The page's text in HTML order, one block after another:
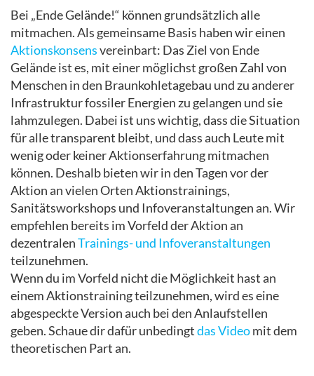
Bei „Ende Gelände!“ können grundsätzlich alle
mitmachen. Als gemeinsame Basis haben wir einen
Aktionskonsensvereinbart: Das Ziel von Ende
Gelände ist es, mit einer möglichst großen Zahl von
Menschen in den Braunkohletagebau und zu anderer
Infrastruktur fossiler Energien zu gelangen und sie
lahmzulegen. Dabei ist uns wichtig, dass die Situation
für alle transparent bleibt, und dass auch Leute mit
wenig oder keiner Aktionserfahrung mitmachen
können. Deshalb bieten wir in den Tagen vor der
Aktion an vielen Orten Aktionstrainings,
Sanitätsworkshops und Infoveranstaltungen an. Wir
empfehlen bereits im Vorfeld der Aktion an
dezentralenTrainings- und Infoveranstaltungen
teilzunehmen.
Wenn du im Vorfeld nicht die Möglichkeit hast an
einem Aktionstraining teilzunehmen, wird es eine
abgespeckte Version auch bei den Anlaufstellen
geben. Schaue dir dafür unbedingtdas Videomit dem
theoretischen Part an.